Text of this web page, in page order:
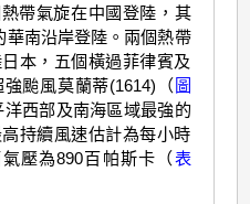
帶氣旋在中國登陸，其
華南沿岸登陸。兩個熱帶
本，五個橫過菲律賓及
颱風莫蘭蒂(1614)（ 圖
西部及南海區域最強的
持續風速估計為每小時
壓為890百帕斯卡（表